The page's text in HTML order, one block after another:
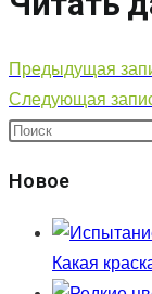
Предыдущая
Следующая
Новое
Какая